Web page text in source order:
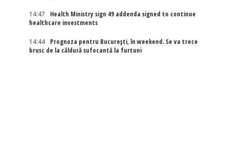
14:47
Health Ministry sign 49 addenda signed to continue
healthcare investments
14:44
Prognoza pentru București, în weekend. Se va trece
brusc de la căldură sufocantă la furtuni